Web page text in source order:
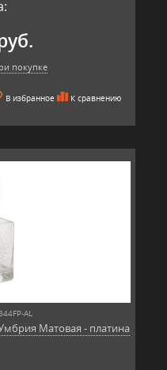
покупке
В избранное К сравнению
AL
Матовая - платина